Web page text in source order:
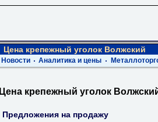
Цена крепежный уголок Волжский
Новости Аналитика и цены
Цена крепежный уголок
Предложения на продажу